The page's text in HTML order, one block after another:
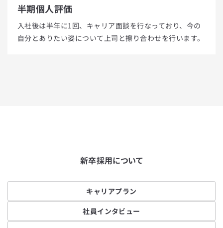
半期個人評価
入社後は半年に1回、キャリア面談を行なっており、今の
自分とありたい姿について上司と擦り合わせを行います。
新卒採用について
キャリアプラン
社員インタビュー